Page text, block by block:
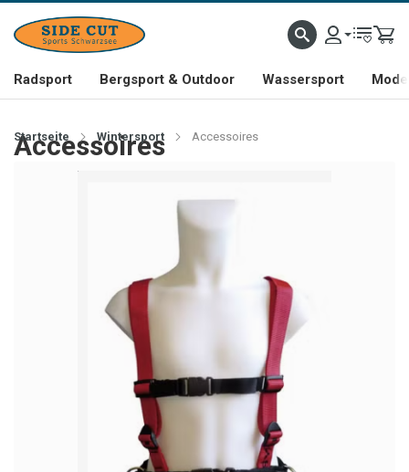
Radsport Bergsport & Outdoor Wassersport
Startseite Wintersport Accessoires
Accessoires